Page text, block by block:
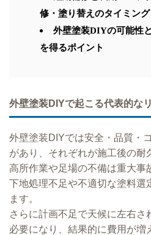
修・塗り替えのタイミング
外壁塗装DIYの可能性
を得るポイント
外壁塗装DIYで起こる代表的な
外壁塗装DIYでは安全・品質・
があり、それぞれが施工後の耐
高所作業や足場の不備は重大事
下地処理不足や不適切な塗料選
ます。
さらに計画不足で天候に左右
必要になり、結果的に費用が増